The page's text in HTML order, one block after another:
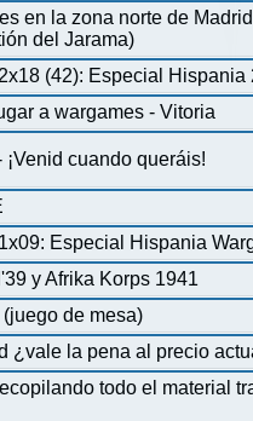
en la zona norte de
del Jarama)
(42): Especial Hispania
a wargames - Vitoria
cuando queráis!
Especial Hispania
y Afrika Korps 1941
de mesa)
¿vale la pena al precio
todo el material